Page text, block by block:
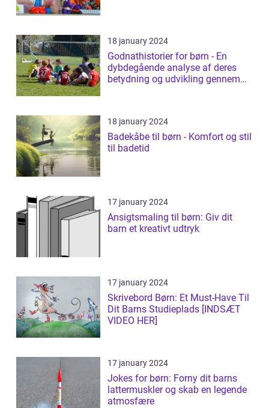
18 january 2024
Godnathistorier for børn - En
dybdegående analyse af deres
betydning og udvikling gennem
18 january 2024
Badekåbe til børn - Komfort og stil
til badetid
17 january 2024
Ansigtsmaling til børn: Giv dit
barn et kreativt udtryk
17 january 2024
Skrivebord Børn: Et Must-Have Til
Dit Barns Studieplads [INDSÆT
VIDEO HER]
17 january 2024
Jokes for børn: Forny dit barns
lattermuskler og skab en legende
atmosfære